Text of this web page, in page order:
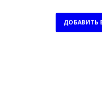
ДОБАВИТЬ